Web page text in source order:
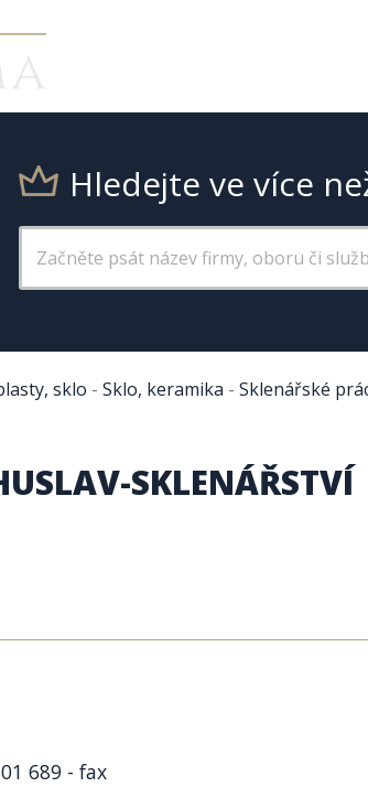
Hledejte ve více
sklo - Sklo, keramika - Sklenářské
SKLENÁŘSTVÍ
689 - fax